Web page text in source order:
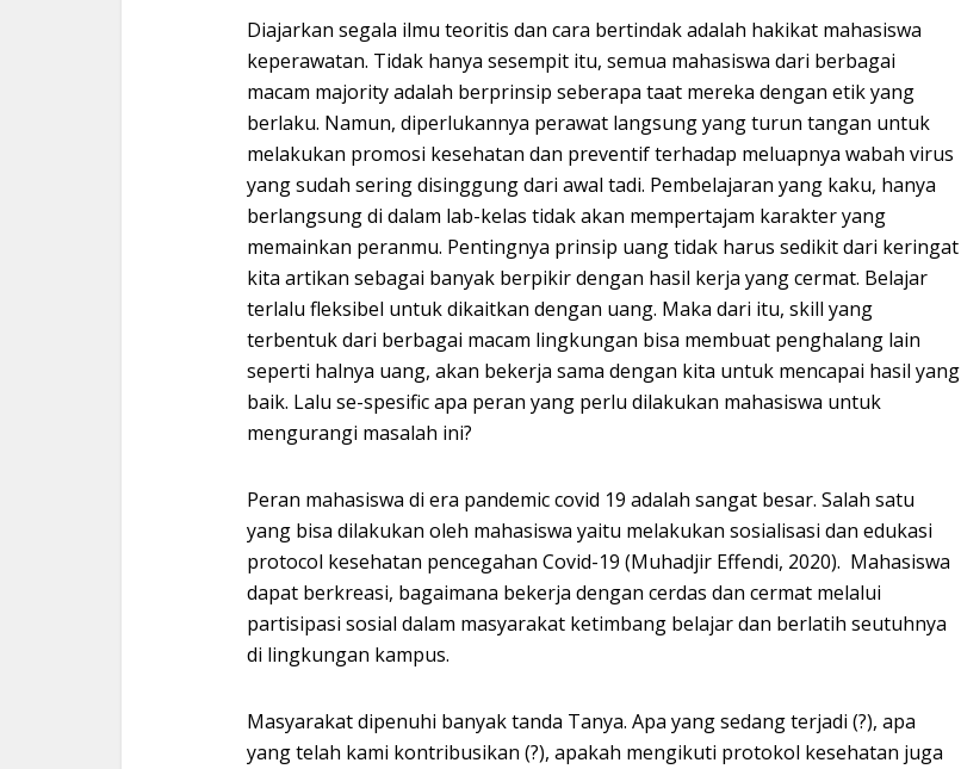
Diajarkan segala ilmu teoritis dan cara bertindak adalah hakikat mahasiswa
keperawatan. Tidak hanya sesempit itu, semua mahasiswa dari berbagai
macam majority adalah berprinsip seberapa taat mereka dengan etik yang
berlaku. Namun, diperlukannya perawat langsung yang turun tangan untuk
melakukan promosi kesehatan dan preventif terhadap meluapnya wabah virus
yang sudah sering disinggung dari awal tadi. Pembelajaran yang kaku, hanya
berlangsung di dalam lab-kelas tidak akan mempertajam karakter yang
memainkan peranmu. Pentingnya prinsip uang tidak harus sedikit dari keringat
kita artikan sebagai banyak berpikir dengan hasil kerja yang cermat. Belajar
terlalu fleksibel untuk dikaitkan dengan uang. Maka dari itu, skill yang
terbentuk dari berbagai macam lingkungan bisa membuat penghalang lain
seperti halnya uang, akan bekerja sama dengan kita untuk mencapai hasil yang
baik. Lalu se-spesific apa peran yang perlu dilakukan mahasiswa untuk
mengurangi masalah ini?
Peran mahasiswa di era pandemic covid 19 adalah sangat besar. Salah satu
yang bisa dilakukan oleh mahasiswa yaitu melakukan sosialisasi dan edukasi
protocol kesehatan pencegahan Covid-19 (Muhadjir Effendi, 2020). Mahasiswa
dapat berkreasi, bagaimana bekerja dengan cerdas dan cermat melalui
partisipasi sosial dalam masyarakat ketimbang belajar dan berlatih seutuhnya
di lingkungan kampus.
Masyarakat dipenuhi banyak tanda Tanya. Apa yang sedang terjadi (?), apa
yang telah kami kontribusikan (?), apakah mengikuti protokol kesehatan juga